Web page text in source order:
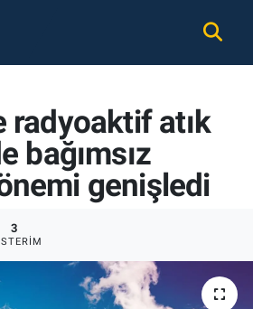
radyoaktif atık
bağımsız
genişledi
3
Durumu ve Fikstür